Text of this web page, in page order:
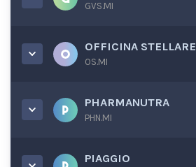
GVS.MI
OFFICINA STELLARE
OS.MI
PHARMANUTRA
PHN.MI
PIAGGIO